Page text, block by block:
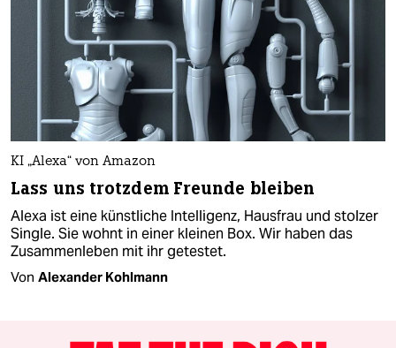
KI „Alexa“ von Amazon
Lass uns trotzdem Freunde bleiben
Alexa ist eine künstliche Intelligenz, Hausfrau und stolzer
Single. Sie wohnt in einer kleinen Box. Wir haben das
Zusammenleben mit ihr getestet.
Von Alexander Kohlmann